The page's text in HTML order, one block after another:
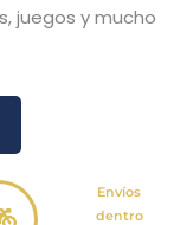
juegos y mucho
Envíos
dentro